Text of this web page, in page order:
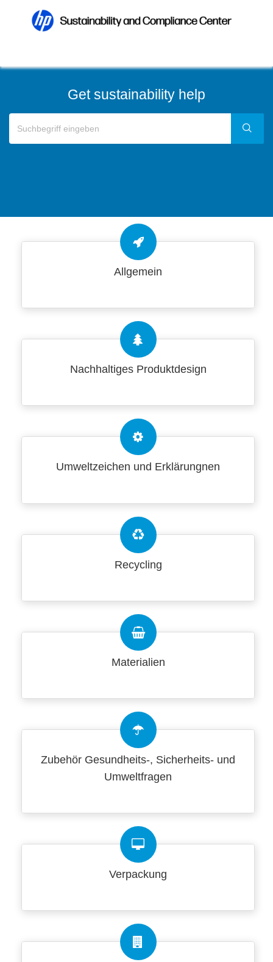
Get sustainability help
Allgemein
Nachhaltiges Produktdesign
Umweltzeichen und Erklärungnen
Recycling
Materialien
Zubehör Gesundheits-, Sicherheits- und
Umweltfragen
Verpackung